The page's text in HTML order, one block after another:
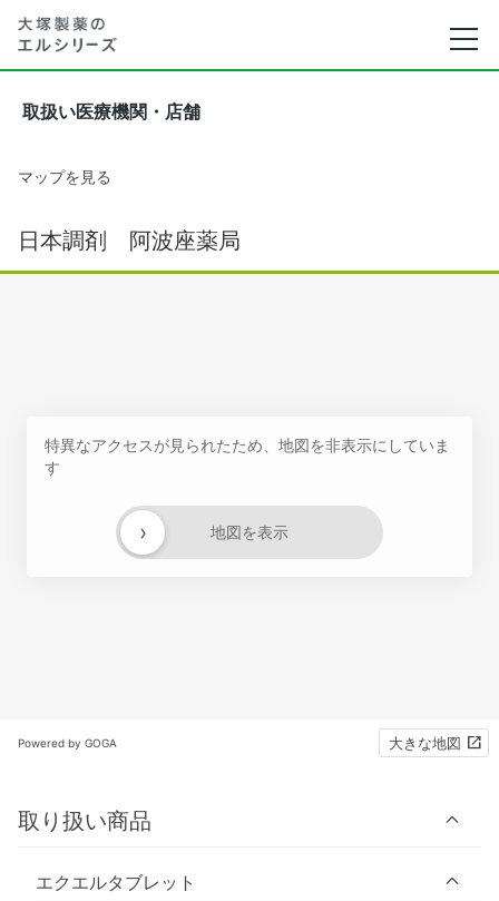
取扱い医療機関・店舗
マップを見る
日本調剤 阿波座薬局
特異なアクセスが見られたため、地図を非表示にしていま
す
地図を表示
›
Powered by GOGA 大きな地図
取り扱い商品
エクエルタブレット